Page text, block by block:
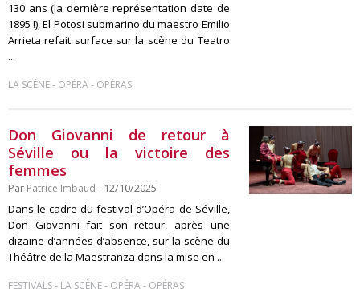
130 ans (la dernière représentation date de
1895 !), El Potosi submarino du maestro Emilio
Arrieta refait surface sur la scène du Teatro
...
LA SCÈNE- OPÉRA- OPÉRAS
Don Giovanni de retour à
Séville ou la victoire des
femmes
Par Patrice Imbaud - 12/10/2025
Dans le cadre du festival d’Opéra de Séville,
Don Giovanni fait son retour, après une
dizaine d’années d’absence, sur la scène du
Théâtre de la Maestranza dans la mise en ...
FESTIVALS- LA SCÈNE- OPÉRA- OPÉRAS